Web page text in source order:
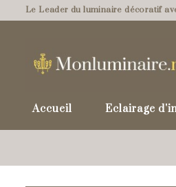
Le Leader du luminaire décoratif
Accueil Eclairage